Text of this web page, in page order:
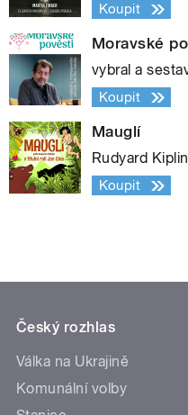
Koupit
Moravské
vybral a
Koupit
Mauglí
Rudyard
Koupit
Český rozhlas
Válka na Ukrajině
Komunální volby